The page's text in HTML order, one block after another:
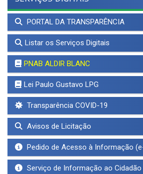
PORTAL DA TRANSPARÊNCIA
Listar os Serviços Digitais
PNAB ALDIR BLANC
Lei Paulo Gustavo LPG
Transparência COVID-19
Avisos de Licitação
Pedido de Acesso à Informação
Serviço de Informação ao Cidadão